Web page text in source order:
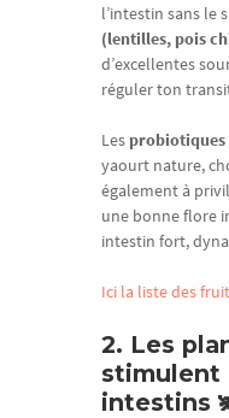
l’intestin sans le
(lentilles, pois
d’excellentes
réguler ton
Les
yaourt nature,
également à
une bonne flore
intestin fort,
Ici la liste des
2. Les
stimulent
intestins